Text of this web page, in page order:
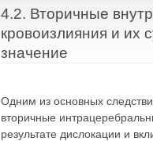
Вы здесь
4.2. Вторичные
кровоизлияния и их
значение
Одним из основных
вторичные
результате дислокации и